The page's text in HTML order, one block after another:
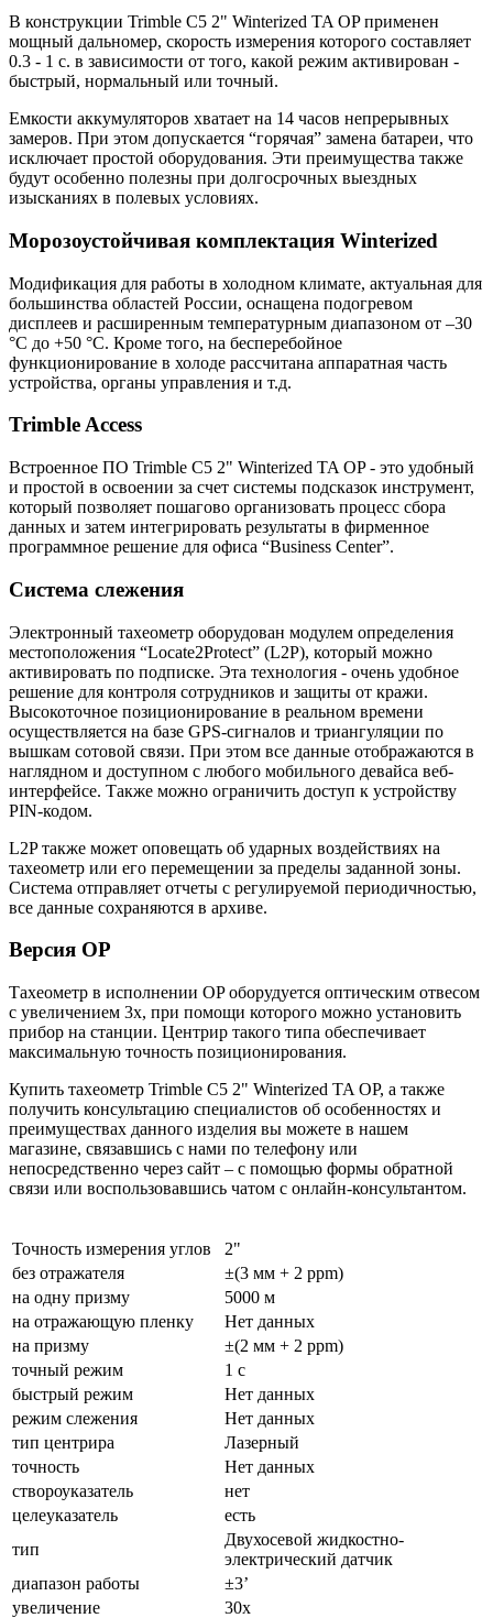
В конструкции Trimble C5 2" Winterized TA OP применен
мощный дальномер, скорость измерения которого составляет
0.3 - 1 с. в зависимости от того, какой режим активирован -
быстрый, нормальный или точный.
Емкости аккумуляторов хватает на 14 часов непрерывных
замеров. При этом допускается “горячая” замена батареи, что
исключает простой оборудования. Эти преимущества также
будут особенно полезны при долгосрочных выездных
изысканиях в полевых условиях.
Морозоустойчивая комплектация Winterized
Модификация для работы в холодном климате, актуальная для
большинства областей России, оснащена подогревом
дисплеев и расширенным температурным диапазоном от –30
°C до +50 °C. Кроме того, на бесперебойное
функционирование в холоде рассчитана аппаратная часть
устройства, органы управления и т.д.
Trimble Access
Встроенное ПО Trimble C5 2" Winterized TA OP - это удобный
и простой в освоении за счет системы подсказок инструмент,
который позволяет пошагово организовать процесс сбора
данных и затем интегрировать результаты в фирменное
программное решение для офиса “Business Center”.
Система слежения
Электронный тахеометр оборудован модулем определения
местоположения “Locate2Protect” (L2P), который можно
активировать по подписке. Эта технология - очень удобное
решение для контроля сотрудников и защиты от кражи.
Высокоточное позиционирование в реальном времени
осуществляется на базе GPS-сигналов и триангуляции по
вышкам сотовой связи. При этом все данные отображаются в
наглядном и доступном с любого мобильного девайса веб-
интерфейсе. Также можно ограничить доступ к устройству
PIN-кодом.
L2P также может оповещать об ударных воздействиях на
тахеометр или его перемещении за пределы заданной зоны.
Система отправляет отчеты с регулируемой периодичностью,
все данные сохраняются в архиве.
Версия OP
Тахеометр в исполнении OP оборудуется оптическим отвесом
с увеличением 3х, при помощи которого можно установить
прибор на станции. Центрир такого типа обеспечивает
максимальную точность позиционирования.
Купить тахеометр Trimble C5 2" Winterized TA OP, а также
получить консультацию специалистов об особенностях и
преимуществах данного изделия вы можете в нашем
магазине, связавшись с нами по телефону или
непосредственно через сайт – с помощью формы обратной
связи или воспользовавшись чатом с онлайн-консультантом.
Точность измерения углов
2"
без отражателя
±(3 мм + 2 ppm)
на одну призму
5000 м
на отражающую пленку
Нет данных
на призму
±(2 мм + 2 ppm)
точный режим
1 с
быстрый режим
Нет данных
режим слежения
Нет данных
тип центрира
Лазерный
точность
Нет данных
створоуказатель
нет
целеуказатель
есть
тип
Двухосевой жидкостно-
электрический датчик
диапазон работы
±3’
увеличение
30х